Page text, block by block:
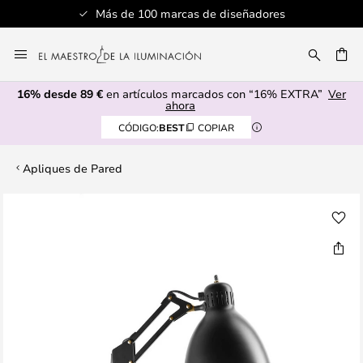
Más de 100 marcas de diseñadores
al
contenido
16% desde 89 € en artículos marcados con “16% EXTRA” Ver
ahora
CÓDIGO:BEST COPIAR
Apliques de Pared